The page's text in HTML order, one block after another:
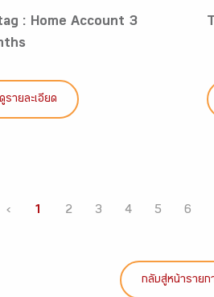
: Home Account 3
ดูรายละเอียด
‹ 1 2 3 4 5 6
กลับสู่หน้ารายก